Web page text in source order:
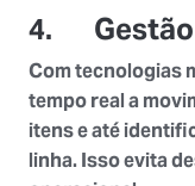
4. Gestão
Com tecnologias
tempo real a
itens e até
linha. Isso evita